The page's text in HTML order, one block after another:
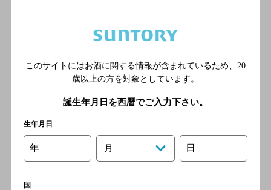
色とりどりのカクテルは目にも楽しく、見ているだけで華や
こちらから
）。しかしその華やかさとは対照的に、アワー
ド最終審査の舞台（サントリーホール）でスポットライト
を浴びるまでには、バーテンダーさんたちの地道な努力があ
るのです。昨年見事アワードに輝いた「梅雅」を創作した中
野賢二さんは過去5回のファイナル出場を経て、6回目に悲
願の優勝を果たしたそう。一つのカクテルにさまざまなドラ
マがあり、またそれをつくるバーテンダーの人生が重ねら
れています。
このサイトにはお酒に関する情報が含まれているため、 20
歳以上の方を対象としています。
誕生年月日を西暦でご入力下さい。
生年月日
年 月 日
国